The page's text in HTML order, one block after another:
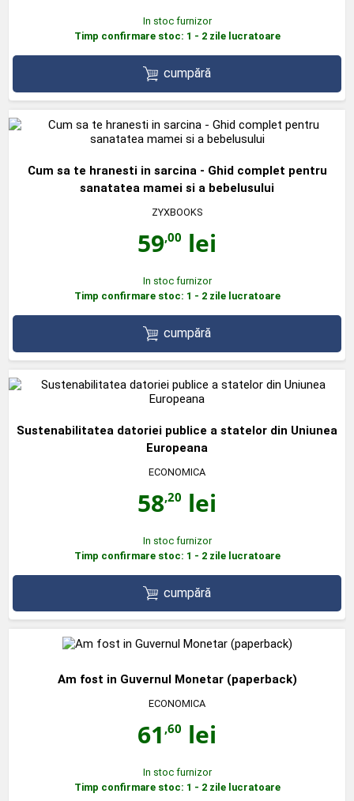
In stoc furnizor
Timp confirmare stoc: 1 - 2 zile lucratoare
cumpără
Cum sa te hranesti in sarcina - Ghid complet pentru
sanatatea mamei si a bebelusului
ZYXBOOKS
59,00 lei
In stoc furnizor
Timp confirmare stoc: 1 - 2 zile lucratoare
cumpără
Sustenabilitatea datoriei publice a statelor din Uniunea
Europeana
ECONOMICA
58,20 lei
In stoc furnizor
Timp confirmare stoc: 1 - 2 zile lucratoare
cumpără
Am fost in Guvernul Monetar (paperback)
ECONOMICA
61 ,60 lei
In stoc furnizor
Timp confirmare stoc: 1 - 2 zile lucratoare